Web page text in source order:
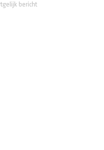
bericht